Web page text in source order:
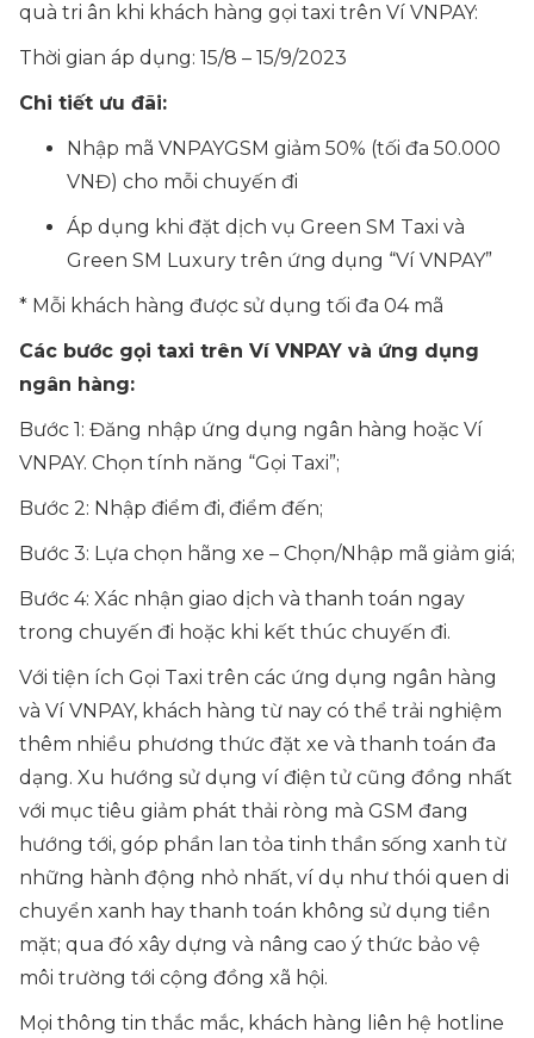
quà tri ân khi khách hàng gọi taxi trên Ví VNPAY:
Thời gian áp dụng: 15/8 – 15/9/2023
Chi tiết ưu đãi:
Nhập mã VNPAYGSM giảm 50% (tối đa 50.000
VNĐ) cho mỗi chuyến đi
Áp dụng khi đặt dịch vụ Green SM Taxi và
Green SM Luxury trên ứng dụng “Ví VNPAY”
* Mỗi khách hàng được sử dụng tối đa 04 mã
Các bước gọi taxi trên Ví VNPAY và ứng dụng
ngân hàng:
Bước 1: Đăng nhập ứng dụng ngân hàng hoặc Ví
VNPAY. Chọn tính năng “Gọi Taxi”;
Bước 2: Nhập điểm đi, điểm đến;
Bước 3: Lựa chọn hãng xe – Chọn/Nhập mã giảm giá;
Bước 4: Xác nhận giao dịch và thanh toán ngay
trong chuyến đi hoặc khi kết thúc chuyến đi.
Với tiện ích Gọi Taxi trên các ứng dụng ngân hàng
và Ví VNPAY, khách hàng từ nay có thể trải nghiệm
thêm nhiều phương thức đặt xe và thanh toán đa
dạng. Xu hướng sử dụng ví điện tử cũng đồng nhất
với mục tiêu giảm phát thải ròng mà GSM đang
hướng tới, góp phần lan tỏa tinh thần sống xanh từ
những hành động nhỏ nhất, ví dụ như thói quen di
chuyển xanh hay thanh toán không sử dụng tiền
mặt; qua đó xây dựng và nâng cao ý thức bảo vệ
môi trường tới cộng đồng xã hội.
Mọi thông tin thắc mắc, khách hàng liên hệ hotline